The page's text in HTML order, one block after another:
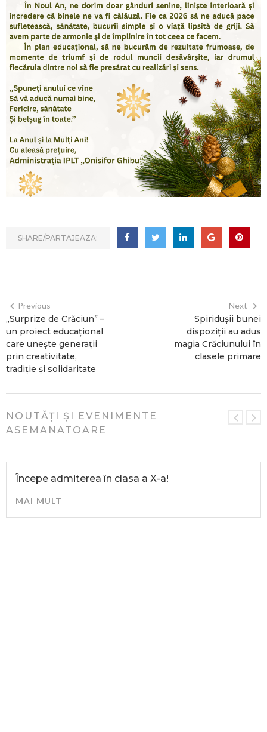
SHARE/PARTAJEAZA:
Previous
„Surprize de Crăciun” –
un proiect educațional
care unește generații
prin creativitate,
tradiție și solidaritate
Next
Spiridușii bunei
dispoziții au adus
magia Crăciunului în
clasele primare
NOUTĂȚI ȘI EVENIMENTE
ASEMANATOARE
Începe admiterea în clasa a X-a!
MAI MULT